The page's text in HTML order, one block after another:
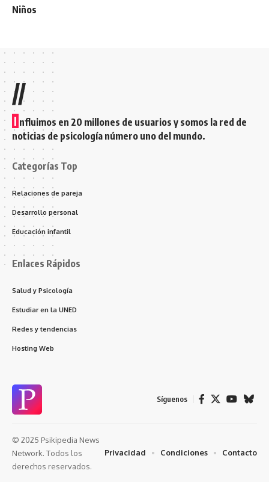
Niños
//
I nfluimos en 20 millones de usuarios y somos la red de
noticias de psicología número uno del mundo.
Categorías Top
Relaciones de pareja
Desarrollo personal
Educación infantil
Enlaces Rápidos
Salud y Psicología
Estudiar en la UNED
Redes y tendencias
Hosting Web
Síguenos
© 2025 Psikipedia News
Network. Todos los
derechos reservados.
Privacidad Condiciones Contacto